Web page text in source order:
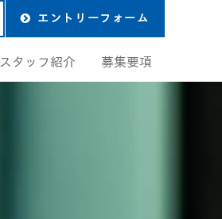
エントリーフォーム
スタッフ紹介 募集要項